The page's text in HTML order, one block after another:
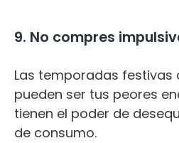
9. No compres
Las temporadas festivas
pueden ser tus peores
tienen el poder de
de consumo.